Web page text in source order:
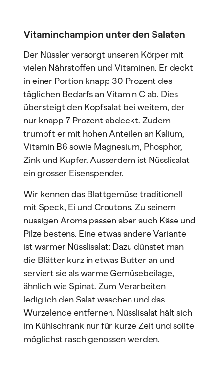
Vitaminchampion unter den Salaten
Der Nüssler versorgt unseren Körper mit
vielen Nährstoffen und Vitaminen. Er deckt
in einer Portion knapp 30 Prozent des
täglichen Bedarfs an Vitamin C ab. Dies
übersteigt den Kopfsalat bei weitem, der
nur knapp 7 Prozent abdeckt. Zudem
trumpft er mit hohen Anteilen an Kalium,
Vitamin B6 sowie Magnesium, Phosphor,
Zink und Kupfer. Ausserdem ist Nüsslisalat
ein grosser Eisenspender.
Wir kennen das Blattgemüse traditionell
mit Speck, Ei und Croutons. Zu seinem
nussigen Aroma passen aber auch Käse und
Pilze bestens. Eine etwas andere Variante
ist warmer Nüsslisalat: Dazu dünstet man
die Blätter kurz in etwas Butter an und
serviert sie als warme Gemüsebeilage,
ähnlich wie Spinat. Zum Verarbeiten
lediglich den Salat waschen und das
Wurzelende entfernen. Nüsslisalat hält sich
im Kühlschrank nur für kurze Zeit und sollte
möglichst rasch genossen werden.